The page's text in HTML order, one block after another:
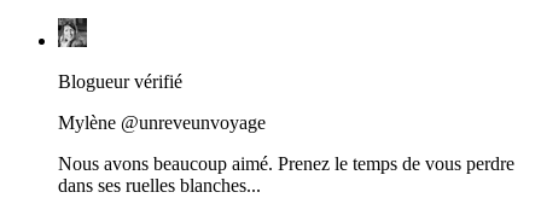
Blogueur vérifié
Mylène @unreveunvoyage
Nous avons beaucoup aimé. Prenez le temps de vous perdre
dans ses ruelles blanches...